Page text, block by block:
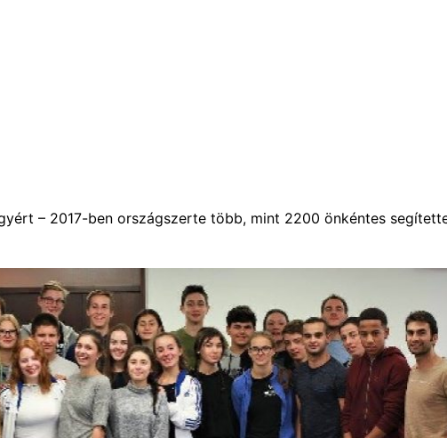
– 2017-ben országszerte több, mint 2200 önkéntes